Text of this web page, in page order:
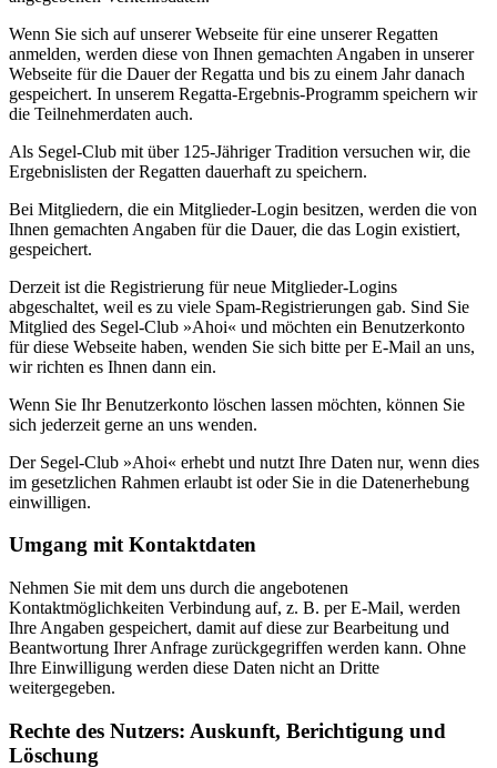
Wenn Sie sich auf unserer Webseite für eine unserer Regatten
anmelden, werden diese von Ihnen gemachten Angaben in unserer
Webseite für die Dauer der Regatta und bis zu einem Jahr danach
gespeichert. In unserem Regatta-Ergebnis-Programm speichern wir
die Teilnehmerdaten auch.
Als Segel-Club mit über 125-Jähriger Tradition versuchen wir, die
Ergebnislisten der Regatten dauerhaft zu speichern.
Bei Mitgliedern, die ein Mitglieder-Login besitzen, werden die von
Ihnen gemachten Angaben für die Dauer, die das Login existiert,
gespeichert.
Derzeit ist die Registrierung für neue Mitglieder-Logins
abgeschaltet, weil es zu viele Spam-Registrierungen gab. Sind Sie
Mitglied des Segel-Club »Ahoi« und möchten ein Benutzerkonto
für diese Webseite haben, wenden Sie sich bitte per E-Mail an uns,
wir richten es Ihnen dann ein.
Wenn Sie Ihr Benutzerkonto löschen lassen möchten, können Sie
sich jederzeit gerne an uns wenden.
Der Segel-Club »Ahoi« erhebt und nutzt Ihre Daten nur, wenn dies
im gesetzlichen Rahmen erlaubt ist oder Sie in die Datenerhebung
einwilligen.
Umgang mit Kontaktdaten
Nehmen Sie mit dem uns durch die angebotenen
Kontaktmöglichkeiten Verbindung auf, z. B. per E-Mail, werden
Ihre Angaben gespeichert, damit auf diese zur Bearbeitung und
Beantwortung Ihrer Anfrage zurückgegriffen werden kann. Ohne
Ihre Einwilligung werden diese Daten nicht an Dritte
weitergegeben.
Rechte des Nutzers: Auskunft, Berichtigung und
Löschung